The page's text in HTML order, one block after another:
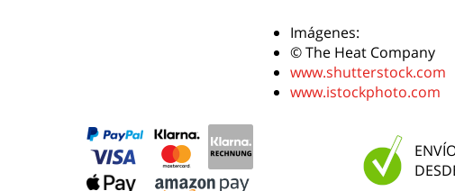
Imágenes:
© The Heat Company
www.shutterstock.com
www.istockphoto.com